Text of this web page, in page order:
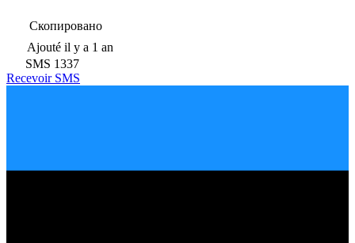
Скопировано
Ajouté il y a 1 an
SMS 1337
Recevoir SMS